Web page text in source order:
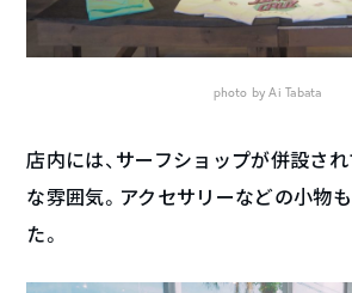
photo by Ai Tabata
店内には、サーフショップが併設さ
な雰囲気。アクセサリーなどの小物
た。